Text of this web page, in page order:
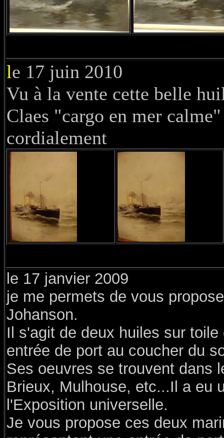
le 17 juin 2010
Vu à la vente cette belle
Claes "cargo en
cordialement
le 17 janvier 2009
je me permets de vous
Johanson.
Il s'agit de deux huiles sur
entrée de port au coucher du
Ses oeuvres se trouvent dans
Brieux, Mulhouse, etc...Il a eu
l'Exposition universelle.
Je vous propose ces deux